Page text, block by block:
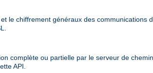
le chiffrement généraux des communications
complète ou partielle par le serveur de
API.